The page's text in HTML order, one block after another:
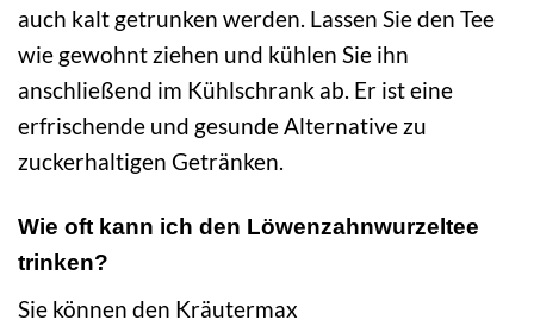
auch kalt getrunken werden. Lassen Sie den Tee
wie gewohnt ziehen und kühlen Sie ihn
anschließend im Kühlschrank ab. Er ist eine
erfrischende und gesunde Alternative zu
zuckerhaltigen Getränken.
Wie oft kann ich den Löwenzahnwurzeltee
trinken?
Sie können den Kräutermax